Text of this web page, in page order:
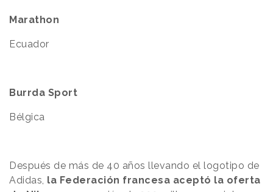
Marathon
Ecuador
Burrda Sport
Bélgica
Después de más de 40 años llevando el logotipo de
Adidas, la Federación francesa aceptó la oferta